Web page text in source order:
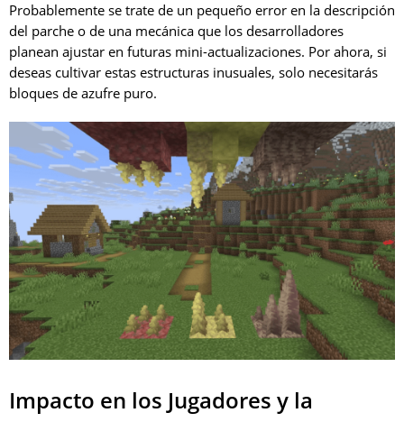
Probablemente se trate de un pequeño error en la descripción
del parche o de una mecánica que los desarrolladores
planean ajustar en futuras mini-actualizaciones. Por ahora, si
deseas cultivar estas estructuras inusuales, solo necesitarás
bloques de azufre puro.
Impacto en los Jugadores y la